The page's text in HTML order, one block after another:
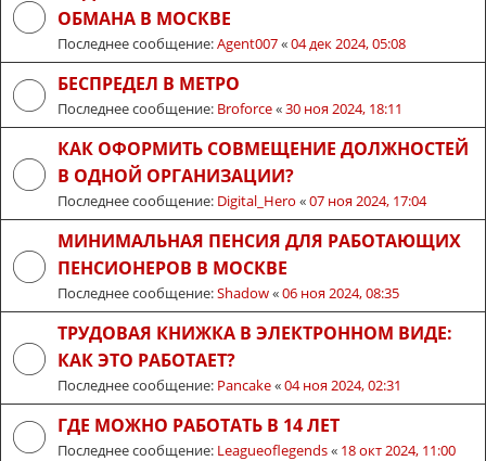
ОБМАНА В МОСКВЕ
Последнее сообщение:Agent007«04 дек 2024, 05:08
БЕСПРЕДЕЛ В МЕТРО
Последнее сообщение: Broforce«30 ноя 2024, 18:11
КАК ОФОРМИТЬ СОВМЕЩЕНИЕ ДОЛЖНОСТЕЙ
В ОДНОЙ ОРГАНИЗАЦИИ?
Последнее сообщение: Digital_Hero «07 ноя 2024, 17:04
МИНИМАЛЬНАЯ ПЕНСИЯ ДЛЯ РАБОТАЮЩИХ
ПЕНСИОНЕРОВ В МОСКВЕ
Последнее сообщение:Shadow«06 ноя 2024, 08:35
ТРУДОВАЯ КНИЖКА В ЭЛЕКТРОННОМ ВИДЕ:
КАК ЭТО РАБОТАЕТ?
Последнее сообщение: Pancake«04 ноя 2024, 02:31
ГДЕ МОЖНО РАБОТАТЬ В 14 ЛЕТ
Последнее сообщение: Leagueoflegends« 18 окт 2024, 11:00